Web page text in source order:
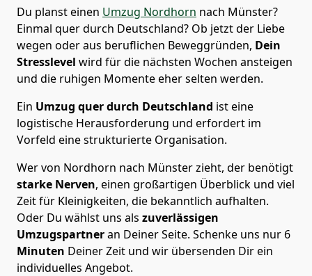
Du planst einen Umzug Nordhorn nach Münster?
Einmal quer durch Deutschland? Ob jetzt der Liebe
wegen oder aus beruflichen Beweggründen, Dein
Stresslevel wird für die nächsten Wochen ansteigen
und die ruhigen Momente eher selten werden.
Ein Umzug quer durch Deutschland ist eine
logistische Herausforderung und erfordert im
Vorfeld eine strukturierte Organisation.
Wer von Nordhorn nach Münster zieht, der benötigt
starke Nerven, einen großartigen Überblick und viel
Zeit für Kleinigkeiten, die bekanntlich aufhalten.
Oder Du wählst uns als zuverlässigen
Umzugspartneran Deiner Seite. Schenke uns nur 6
Minuten Deiner Zeit und wir übersenden Dir ein
individuelles Angebot.